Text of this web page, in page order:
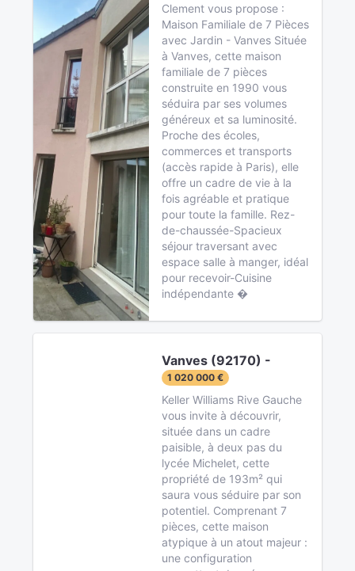
Clement vous propose :
Maison Familiale de 7 Pièces
avec Jardin - Vanves Située
à Vanves, cette maison
familiale de 7 pièces
construite en 1990 vous
séduira par ses volumes
généreux et sa luminosité.
Proche des écoles,
commerces et transports
(accès rapide à Paris), elle
offre un cadre de vie à la
fois agréable et pratique
pour toute la famille. Rez-
de-chaussée-Spacieux
séjour traversant avec
espace salle à manger, idéal
pour recevoir-Cuisine
indépendante �
Vanves (92170) -
1 020 000 €
Keller Williams Rive Gauche
vous invite à découvrir,
située dans un cadre
paisible, à deux pas du
lycée Michelet, cette
propriété de 193m² qui
saura vous séduire par son
potentiel. Comprenant 7
pièces, cette maison
atypique à un atout majeur :
une configuration